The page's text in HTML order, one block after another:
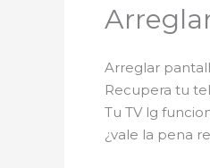
Arreglar
Recupera tu
Tu TV lg
¿vale la pena